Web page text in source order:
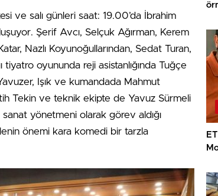
ve salı günleri saat: 19.00’da İbrahim
Şerif Avcı, Selçuk Ağırman, Kerem
Nazlı Koyunoğullarından, Sedat Turan,
oyununda reji asistanlığında Tuğçe
Işık ve kumandada Mahmut
Tekin ve teknik ekipte de Yavuz Sürmeli
sanat yönetmeni olarak görev aldığı
önemi kara komedi bir tarzla